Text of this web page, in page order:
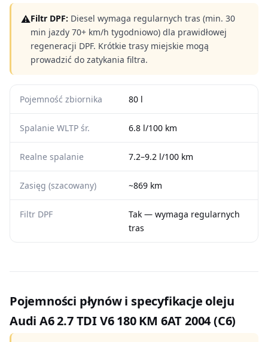
⚠Filtr DPF: Diesel wymaga regularnych tras (min. 30
min jazdy 70+ km/h tygodniowo) dla prawidłowej
regeneracji DPF. Krótkie trasy miejskie mogą
prowadzić do zatykania filtra.
Pojemność zbiornika 80 l
Spalanie WLTP śr. 6.8 l/100 km
Realne spalanie 7.2–9.2 l/100 km
Zasięg (szacowany) ~869 km
Filtr DPF
Tak — wymaga regularnych
tras
Pojemności płynów i specyfikacje oleju
Audi A6 2.7 TDI V6 180 KM 6AT 2004 (C6)